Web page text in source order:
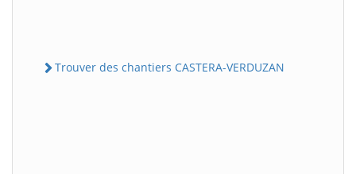
Trouver des chantiers CASTERA-VERDUZAN